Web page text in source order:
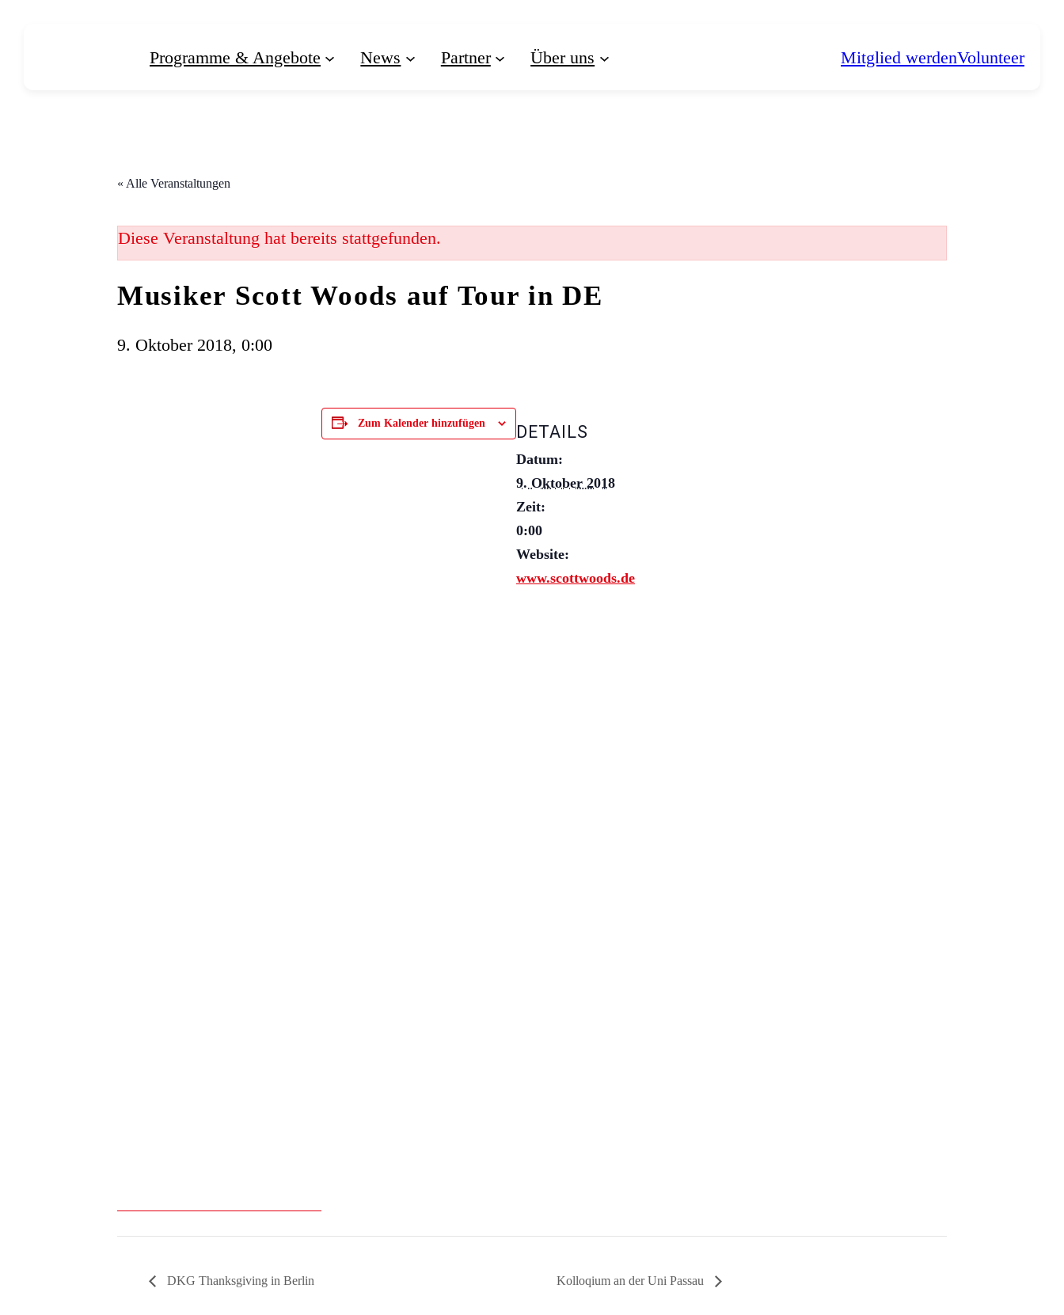
Programme & Angebote News Partner Über uns Mitglied werdenVolunteer
« Alle Veranstaltungen
Diese Veranstaltung hat bereits stattgefunden.
Musiker Scott Woods auf Tour in DE
9. Oktober 2018, 0:00
Zum Kalender hinzufügen DETAILS
Datum:
9. Oktober 2018
Zeit:
0:00
Website:
www.scottwoods.de
DKG Thanksgiving in Berlin Kolloqium an der Uni Passau